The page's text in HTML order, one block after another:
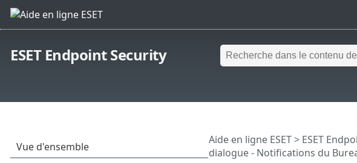
ESET Endpoint Security
Aide en ligne ESET> ESET
dialogue - Notifications du